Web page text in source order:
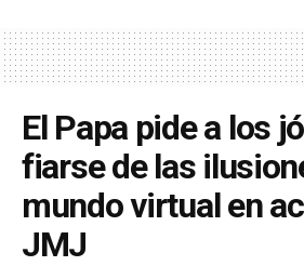
El Papa pide a los
fiarse de las
mundo virtual en
JMJ